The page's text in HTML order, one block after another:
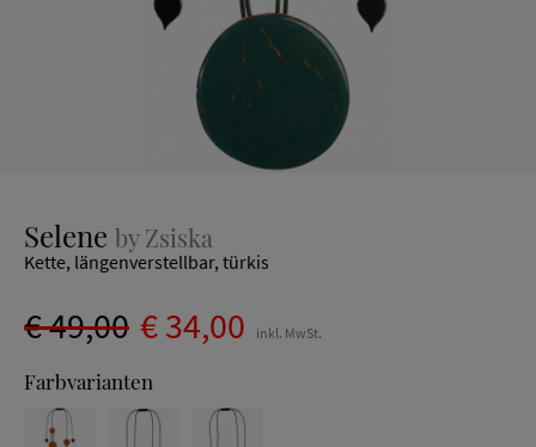
Selene by Zsiska
Kette, längenverstellbar, türkis
€ 49,00 € 34,00 inkl. MwSt.
Farbvarianten